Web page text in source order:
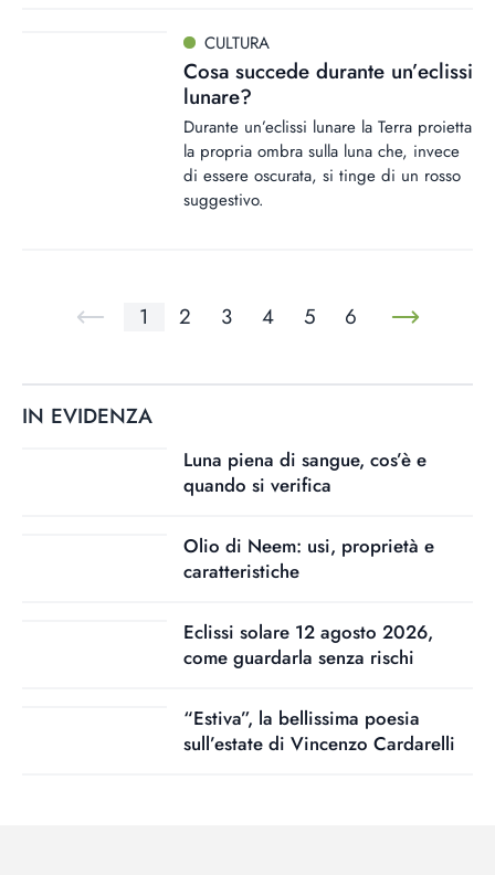
CULTURA
Cosa succede durante un’eclissi
lunare?
Durante un’eclissi lunare la Terra proietta
la propria ombra sulla luna che, invece
di essere oscurata, si tinge di un rosso
suggestivo.
1 2 3 4 5 6
IN EVIDENZA
Luna piena di sangue, cos’è e
quando si verifica
Olio di Neem: usi, proprietà e
caratteristiche
Eclissi solare 12 agosto 2026,
come guardarla senza rischi
“Estiva”, la bellissima poesia
sull’estate di Vincenzo Cardarelli